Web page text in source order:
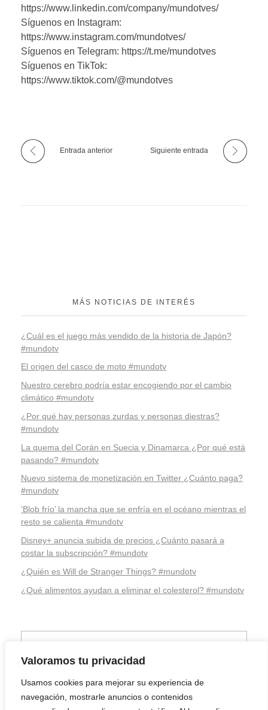
Valoramos tu privacidad
Usamos cookies para mejorar su experiencia de
navegación, mostrarle anuncios o contenidos
https://www.linkedin.com/company/mundotves/
Síguenos en Instagram:
https://www.instagram.com/mundotves/
Síguenos en Telegram: https://t.me/mundotves
Síguenos en TikTok:
https://www.tiktok.com/@mundotves
Entrada anterior Siguiente entrada
MÁS NOTICIAS DE INTERÉS
¿Cuál es el juego más vendido de la historia de Japón?
#mundotv
El origen del casco de moto #mundotv
Nuestro cerebro podría estar encogiendo por el cambio
climático #mundotv
¿Por qué hay personas zurdas y personas diestras?
#mundotv
La quema del Corán en Suecia y Dinamarca ¿Por qué está
pasando? #mundotv
Nuevo sistema de monetización en Twitter ¿Cuánto paga?
#mundotv
‘Blob frío’ la mancha que se enfría en el océano mientras el
resto se calienta #mundotv
Disney+ anuncia subida de precios ¿Cuánto pasará a
costar la subscripción? #mundotv
¿Quién es Will de Stranger Things? #mundotv
¿Qué alimentos ayudan a eliminar el colesterol? #mundotv